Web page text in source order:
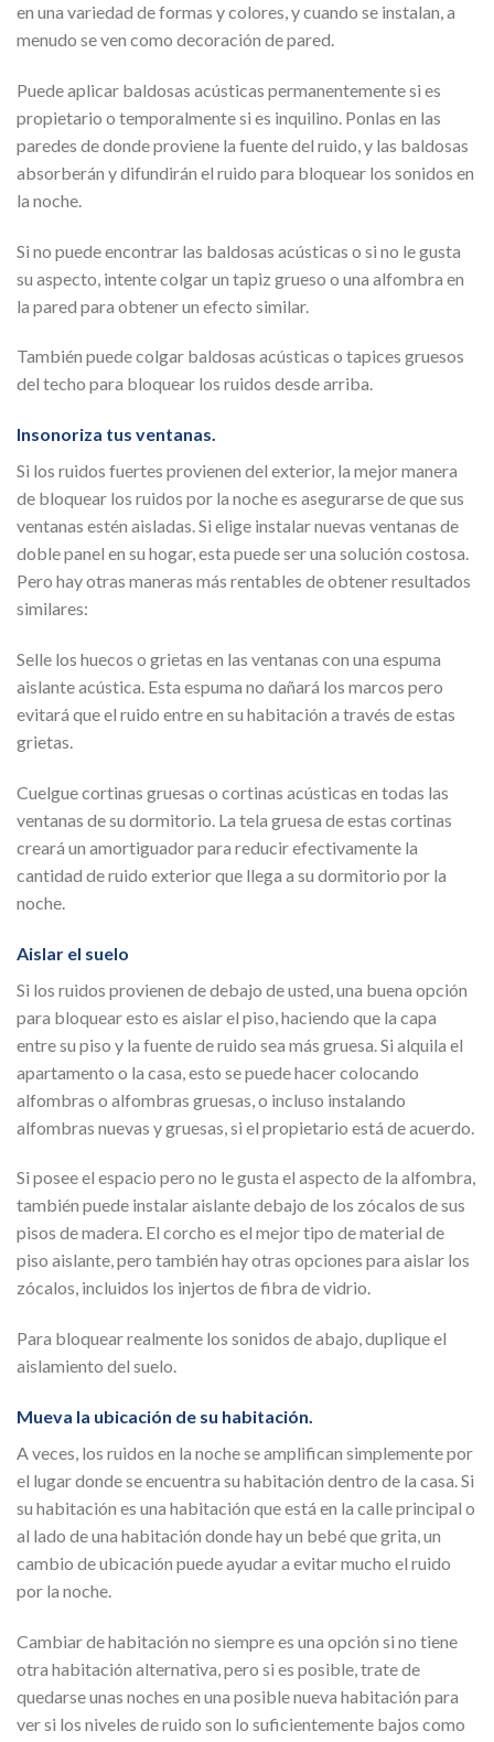
en una variedad de formas y colores, y cuando se instalan, a
menudo se ven como decoración de pared.
Puede aplicar baldosas acústicas permanentemente si es
propietario o temporalmente si es inquilino. Ponlas en las
paredes de donde proviene la fuente del ruido, y las baldosas
absorberán y difundirán el ruido para bloquear los sonidos en
la noche.
Si no puede encontrar las baldosas acústicas o si no le gusta
su aspecto, intente colgar un tapiz grueso o una alfombra en
la pared para obtener un efecto similar.
También puede colgar baldosas acústicas o tapices gruesos
del techo para bloquear los ruidos desde arriba.
Insonoriza tus ventanas.
Si los ruidos fuertes provienen del exterior, la mejor manera
de bloquear los ruidos por la noche es asegurarse de que sus
ventanas estén aisladas. Si elige instalar nuevas ventanas de
doble panel en su hogar, esta puede ser una solución costosa.
Pero hay otras maneras más rentables de obtener resultados
similares:
Selle los huecos o grietas en las ventanas con una espuma
aislante acústica. Esta espuma no dañará los marcos pero
evitará que el ruido entre en su habitación a través de estas
grietas.
Cuelgue cortinas gruesas o cortinas acústicas en todas las
ventanas de su dormitorio. La tela gruesa de estas cortinas
creará un amortiguador para reducir efectivamente la
cantidad de ruido exterior que llega a su dormitorio por la
noche.
Aislar el suelo
Si los ruidos provienen de debajo de usted, una buena opción
para bloquear esto es aislar el piso, haciendo que la capa
entre su piso y la fuente de ruido sea más gruesa. Si alquila el
apartamento o la casa, esto se puede hacer colocando
alfombras o alfombras gruesas, o incluso instalando
alfombras nuevas y gruesas, si el propietario está de acuerdo.
Si posee el espacio pero no le gusta el aspecto de la alfombra,
también puede instalar aislante debajo de los zócalos de sus
pisos de madera. El corcho es el mejor tipo de material de
piso aislante, pero también hay otras opciones para aislar los
zócalos, incluidos los injertos de fibra de vidrio.
Para bloquear realmente los sonidos de abajo, duplique el
aislamiento del suelo.
Mueva la ubicación de su habitación.
A veces, los ruidos en la noche se amplifican simplemente por
el lugar donde se encuentra su habitación dentro de la casa. Si
su habitación es una habitación que está en la calle principal o
al lado de una habitación donde hay un bebé que grita, un
cambio de ubicación puede ayudar a evitar mucho el ruido
por la noche.
Cambiar de habitación no siempre es una opción si no tiene
otra habitación alternativa, pero si es posible, trate de
quedarse unas noches en una posible nueva habitación para
ver si los niveles de ruido son lo suficientemente bajos como